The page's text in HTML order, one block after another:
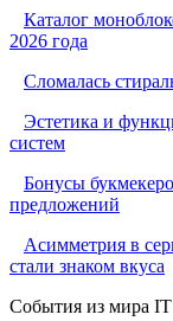
Каталог
2026 года
Сломалась
Эстетика и
систем
Бонусы
предложений
Асимметрия в
стали знаком вкуса
События из мира IT